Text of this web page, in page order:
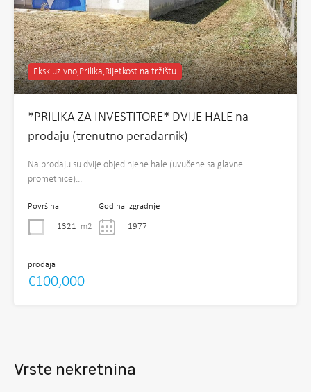
Ekskluzivno,Prilika,Rijetkost na tržištu
*PRILIKA ZA INVESTITORE* DVIJE HALE na
prodaju (trenutno peradarnik)
Na prodaju su dvije objedinjene hale (uvučene sa glavne
prometnice)…
Površina
1321 m2
Godina izgradnje
1977
prodaja
€100,000
Vrste nekretnina